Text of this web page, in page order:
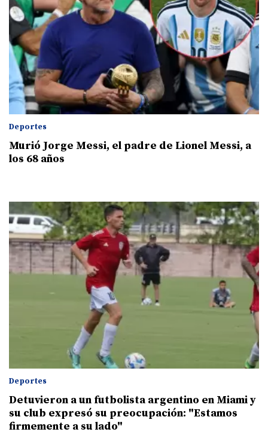
Deportes
Murió Jorge Messi, el padre de Lionel Messi, a
los 68 años
Deportes
Detuvieron a un futbolista argentino en Miami y
su club expresó su preocupación: "Estamos
firmemente a su lado"